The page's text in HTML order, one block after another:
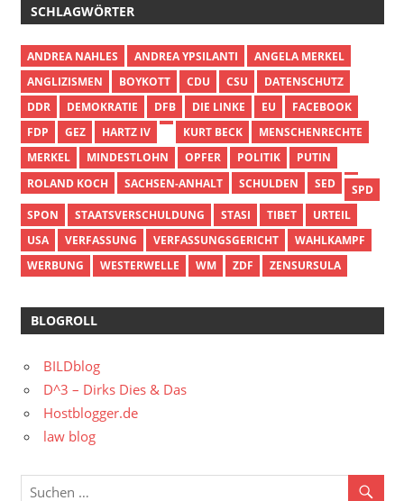
SCHLAGWÖRTER
ANDREA NAHLES ANDREA YPSILANTI
ANGELA MERKEL
ANGLIZISMEN
BOYKOTT CDU CSU
DATENSCHUTZ
DDR
DEMOKRATIE DFB DIE LINKE EU
FACEBOOK
FDP
GEZ HARTZ IV KURT BECK
MENSCHENRECHTE
MERKEL
MINDESTLOHN OPFER POLITIK
PUTIN
ROLAND KOCH
SACHSEN-ANHALT SCHULDEN SED
SPD
SPON
STAATSVERSCHULDUNG STASI TIBET
URTEIL
USA
VERFASSUNG VERFASSUNGSGERICHT
WAHLKAMPF
WERBUNG
WESTERWELLE WM ZDF ZENSURSULA
BLOGROLL
BILDblog
D^3 – Dirks Dies & Das
Hostblogger.de
law blog